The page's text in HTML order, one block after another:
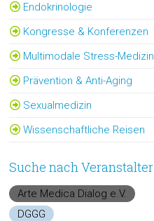
Endokrinologie
Kongresse & Konferenzen
Multimodale Stress-Medizin
Prävention & Anti-Aging
Sexualmedizin
Wissenschaftliche Reisen
Suche nach Veranstalter
Arte Medica Dialog e.V.
DGGG